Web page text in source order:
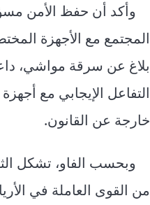
وأكد أن حفظ الأمن
المجتمع مع الأجهزة
بلاغ عن سرقة مواشي،
التفاعل الإيجابي مع
خارجة عن القانون.
من القوى العاملة في